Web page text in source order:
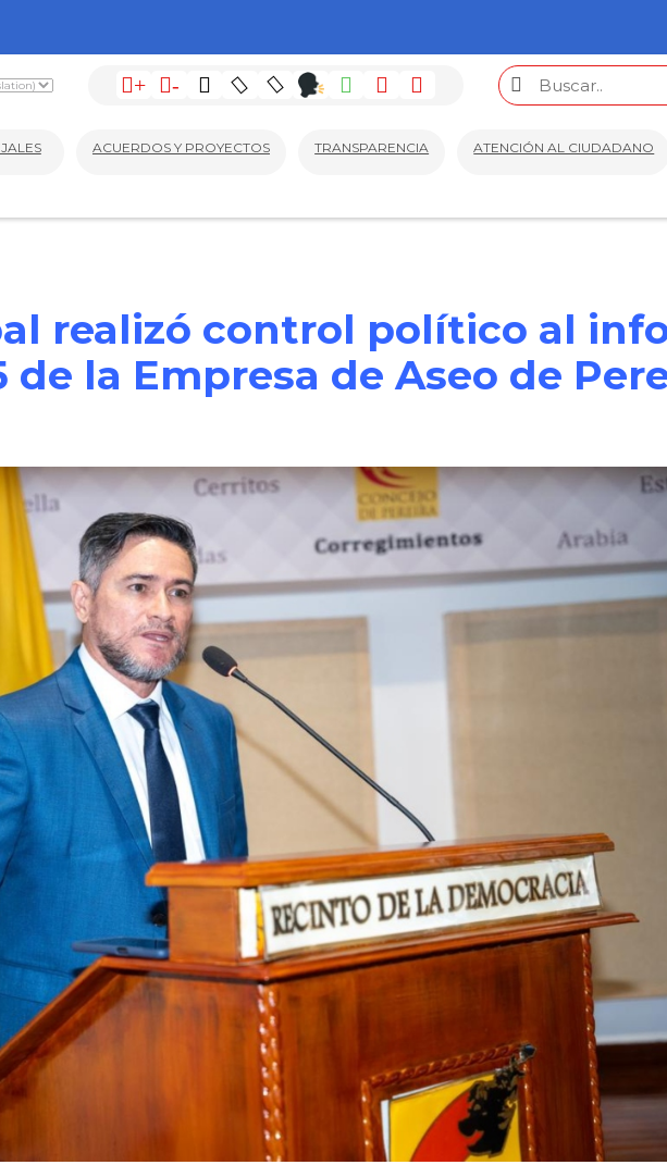
+ -
ACUERDOS Y PROYECTOS TRANSPARENCIA ATENCIÓN AL CIUDADANO
realizó control político al
de la Empresa de Aseo de